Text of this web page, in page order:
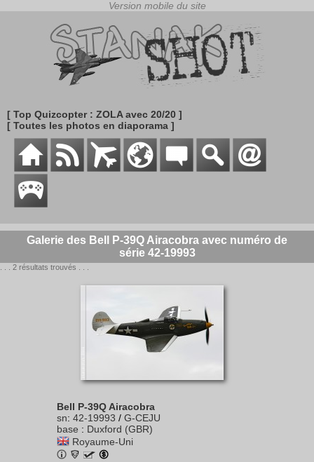
[ Top Quizcopter : ZOLA avec 20/20 ]
[ Toutes les photos en diaporama ]
Galerie des Bell P-39Q Airacobra avec numéro de
série 42-19993
. . . 2 résultats trouvés . . .
Bell P-39Q Airacobra
sn: 42-19993 / G-CEJU
base : Duxford (GBR)
Royaume-Uni